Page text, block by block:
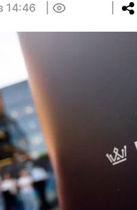
14:46